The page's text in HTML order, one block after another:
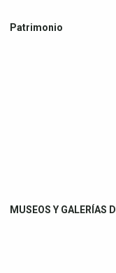
Patrimonio
MUSEOS Y GALERÍAS